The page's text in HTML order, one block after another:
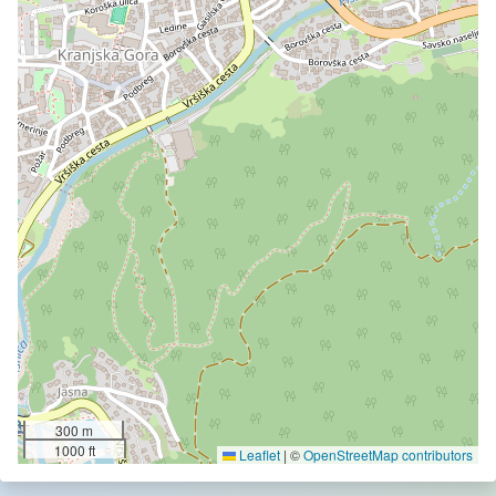
300 m
1000 ft
Leaflet | ©OpenStreetMap contributors